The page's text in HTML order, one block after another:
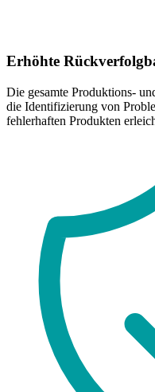
Erhöhte
Die gesamte Produktions-
die Identifizierung von
fehlerhaften Produkten